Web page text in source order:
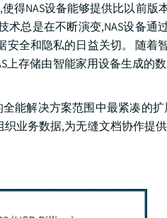
得NAS设备能够提供比以前版
总是在不断演变,NAS设备通
全和隐私的日益关切。 随着
上存储由智能家用设备生成的
全能解决方案范围中最紧凑的
织业务数据,为无缝文档协作提